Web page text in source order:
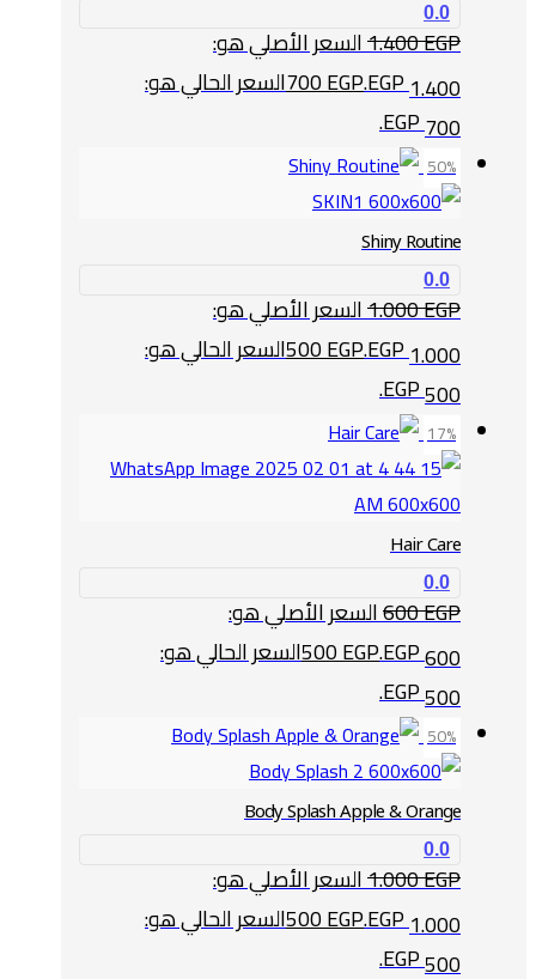
0.0
1.400EGP
السعر الأصلي هو:
1.400 EGP.
700EGP
السعر الحالي هو:
700 EGP.
50%
Shiny Routine
0.0
1.000EGP
السعر الأصلي هو:
1.000 EGP.
500EGP
السعر الحالي هو:
500 EGP.
17%
Hair Care
0.0
600EGP
السعر الأصلي هو:
600 EGP.
500EGP
السعر الحالي هو:
500 EGP.
50%
Body Splash Apple & Orange
0.0
1.000EGP
السعر الأصلي هو:
1.000 EGP.
500EGP
السعر الحالي هو:
500 EGP.